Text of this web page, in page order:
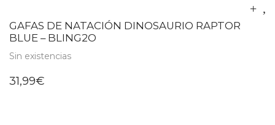
GAFAS DE NATACIÓN DINOSAURIO RAPTOR
BLUE – BLING2O
Sin existencias
31,99€